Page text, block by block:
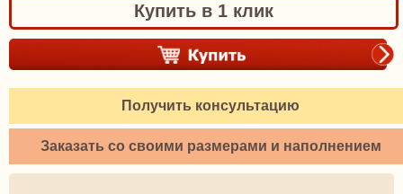
Купить в 1 клик
Получить консультацию
Заказать со своими размерами и наполнением